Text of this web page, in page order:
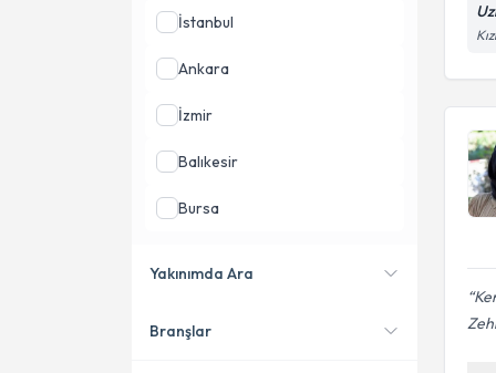
İstanbul
Ankara
İzmir
Balıkesir
Bursa
Yakınımda Ara
Konumuma yakın uzmanları
Branşlar